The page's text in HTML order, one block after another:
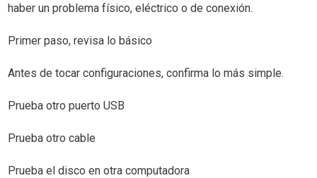
haber un problema físico, eléctrico o de conexión.
Primer paso, revisa lo básico
Antes de tocar configuraciones, confirma lo más simple.
Prueba otro puerto USB
Prueba otro cable
Prueba el disco en otra computadora